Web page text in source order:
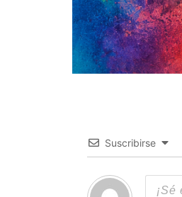
Suscribirse